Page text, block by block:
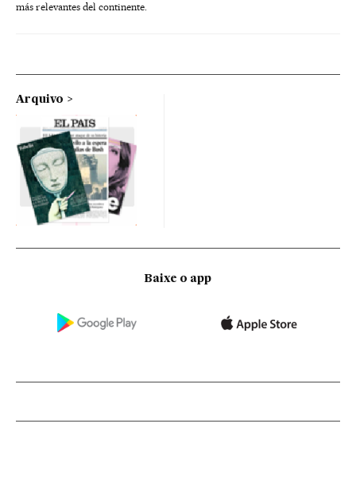
más relevantes del continente.
Arquivo
Baixe o app